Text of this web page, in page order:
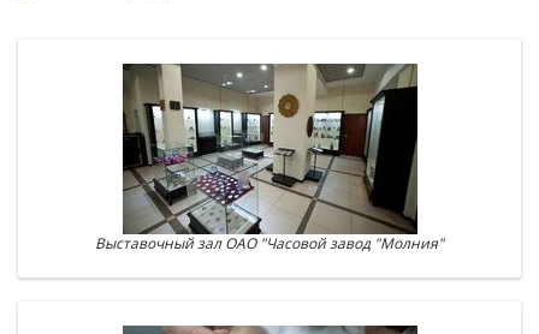
Выставочный зал ОАО "Часовой завод "Молния"